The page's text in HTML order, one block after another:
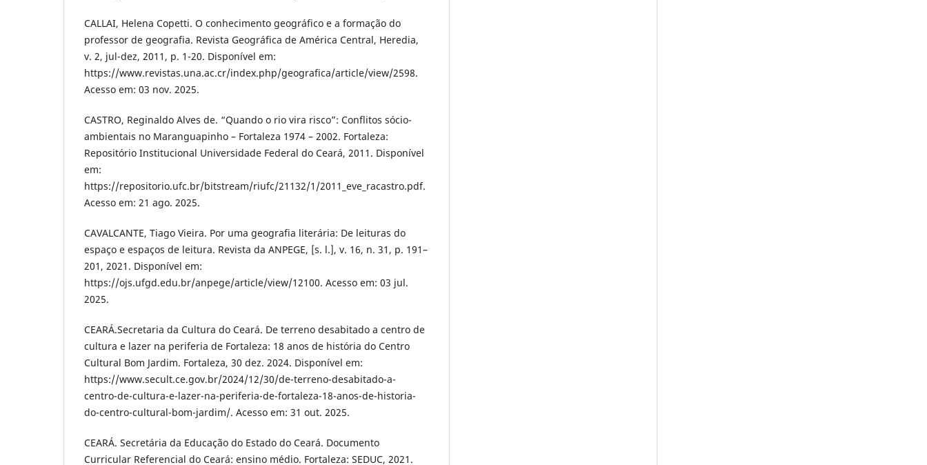
CALLAI, Helena Copetti. O conhecimento geográfico e a formação do
professor de geografia. Revista Geográfica de América Central, Heredia,
v. 2, jul-dez, 2011, p. 1-20. Disponível em:
https://www.revistas.una.ac.cr/index.php/geografica/article/view/2598.
Acesso em: 03 nov. 2025.
CASTRO, Reginaldo Alves de. “Quando o rio vira risco”: Conflitos sócio-
ambientais no Maranguapinho – Fortaleza 1974 – 2002. Fortaleza:
Repositório Institucional Universidade Federal do Ceará, 2011. Disponível
em:
https://repositorio.ufc.br/bitstream/riufc/21132/1/2011_eve_racastro.pdf.
Acesso em: 21 ago. 2025.
CAVALCANTE, Tiago Vieira. Por uma geografia literária: De leituras do
espaço e espaços de leitura. Revista da ANPEGE, [s. l.], v. 16, n. 31, p. 191–
201, 2021. Disponível em:
https://ojs.ufgd.edu.br/anpege/article/view/12100. Acesso em: 03 jul.
2025.
CEARÁ.Secretaria da Cultura do Ceará. De terreno desabitado a centro de
cultura e lazer na periferia de Fortaleza: 18 anos de história do Centro
Cultural Bom Jardim. Fortaleza, 30 dez. 2024. Disponível em:
https://www.secult.ce.gov.br/2024/12/30/de-terreno-desabitado-a-
centro-de-cultura-e-lazer-na-periferia-de-fortaleza-18-anos-de-historia-
do-centro-cultural-bom-jardim/. Acesso em: 31 out. 2025.
CEARÁ. Secretária da Educação do Estado do Ceará. Documento
Curricular Referencial do Ceará: ensino médio. Fortaleza: SEDUC, 2021.